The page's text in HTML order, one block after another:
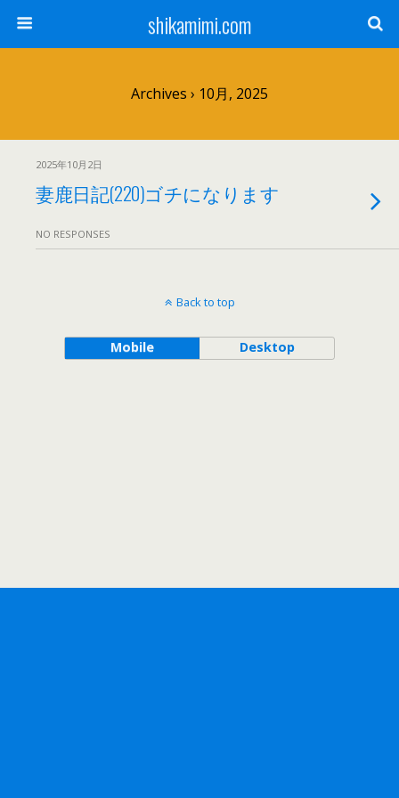
shikamimi.com
Archives › 10月, 2025
2025年10月2日
妻鹿日記(220)ゴチになります
NO RESPONSES
Back to top
Mobile Desktop